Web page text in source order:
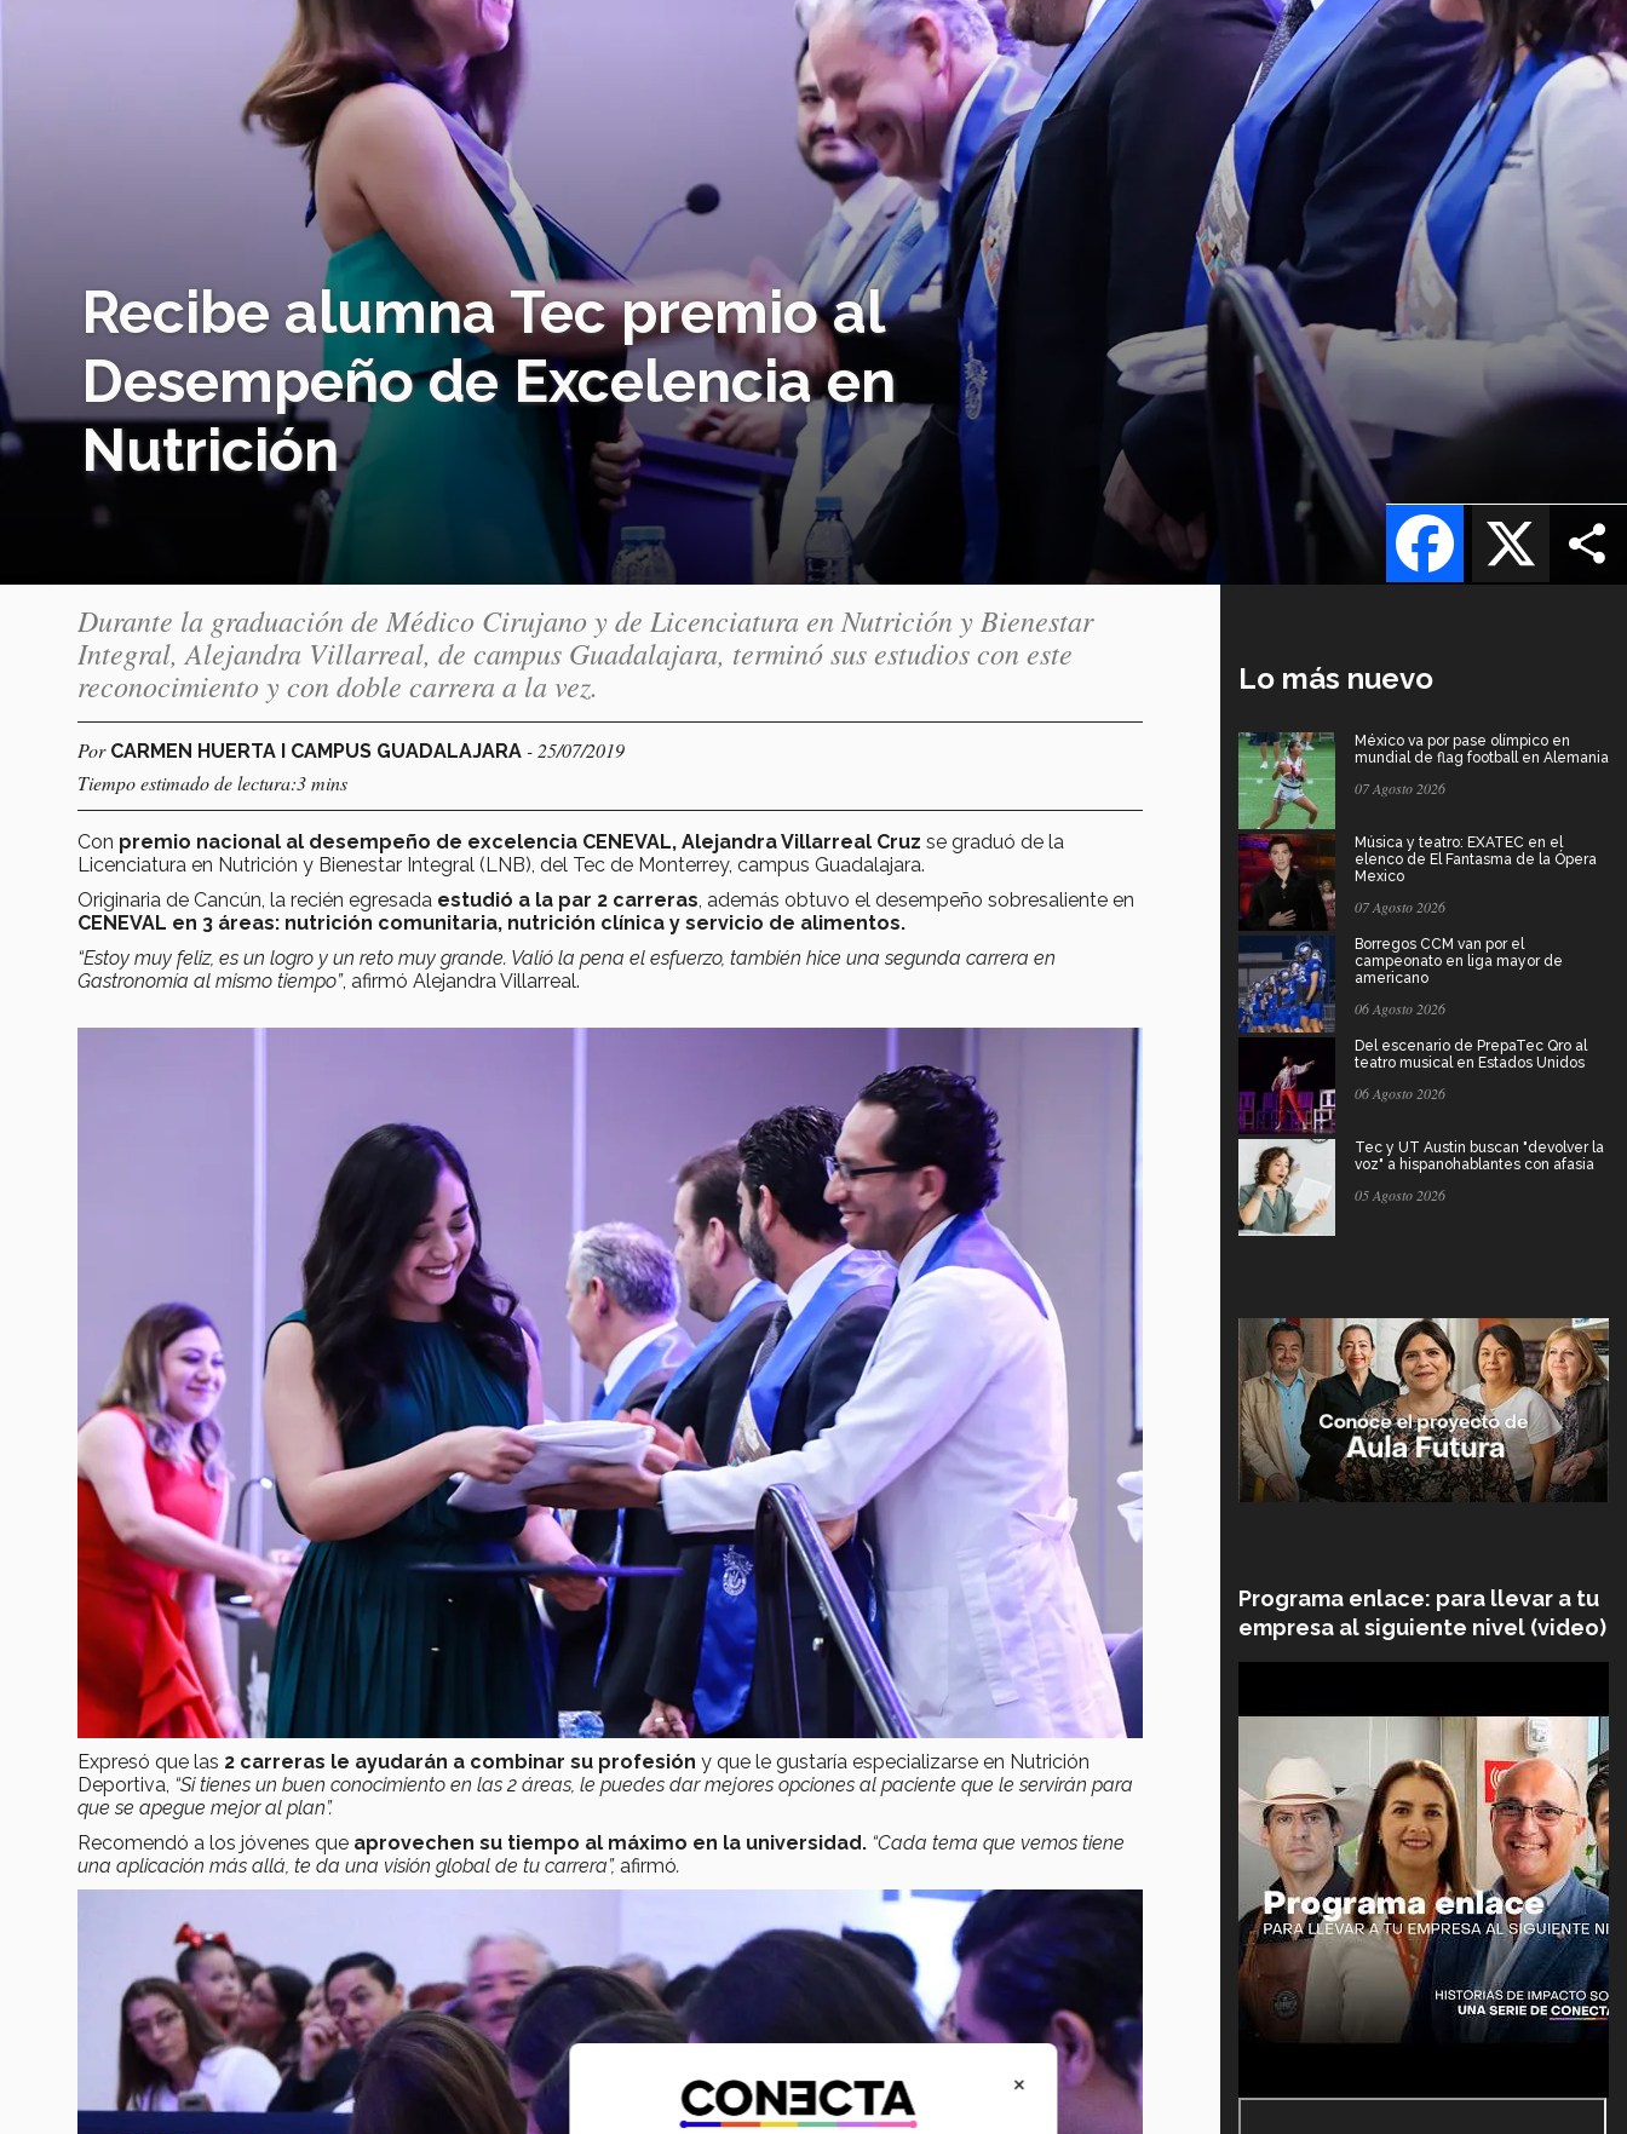
Recibe alumna Tec premio al
Desempeño de Excelencia en
Nutrición
X
Facebook
Durante la graduación de Médico Cirujano y de Licenciatura en Nutrición y Bienestar
Integral, Alejandra Villarreal, de campus Guadalajara, terminó sus estudios con este
reconocimiento y con doble carrera a la vez.
Por CARMEN HUERTA I CAMPUS GUADALAJARA - 25/07/2019
Tiempo estimado de lectura:3 mins
Con premio nacional al desempeño de excelencia CENEVAL, Alejandra Villarreal Cruz se graduó de la
Licenciatura en Nutrición y Bienestar Integral (LNB), del Tec de Monterrey, campus Guadalajara.
Originaria de Cancún, la recién egresada estudió a la par 2 carreras , además obtuvo el desempeño sobresaliente en
CENEVAL en 3 áreas: nutrición comunitaria, nutrición clínica y servicio de alimentos.
“Estoy muy feliz, es un logro y un reto muy grande. Valió la pena el esfuerzo, también hice una segunda carrera en
Gastronomía al mismo tiempo”, afirmó Alejandra Villarreal.
Expresó que las 2 carreras le ayudarán a combinar su profesión y que le gustaría especializarse en Nutrición
Deportiva, “Si tienes un buen conocimiento en las 2 áreas, le puedes dar mejores opciones al paciente que le servirán para
que se apegue mejor al plan”.
Recomendó a los jóvenes que aprovechen su tiempo al máximo en la universidad. “Cada tema que vemos tiene
una aplicación más allá, te da una visión global de tu carrera”, afirmó.
Lo más nuevo
México va por pase olímpico en
mundial de flag football en Alemania
07 Agosto 2026
Música y teatro: EXATEC en el
elenco de El Fantasma de la Ópera
Mexico
07 Agosto 2026
Borregos CCM van por el
campeonato en liga mayor de
americano
06 Agosto 2026
Del escenario de PrepaTec Qro al
teatro musical en Estados Unidos
06 Agosto 2026
Tec y UT Austin buscan "devolver la
voz" a hispanohablantes con afasia
05 Agosto 2026
Programa enlace: para llevar a tu
empresa al siguiente nivel (video)
×